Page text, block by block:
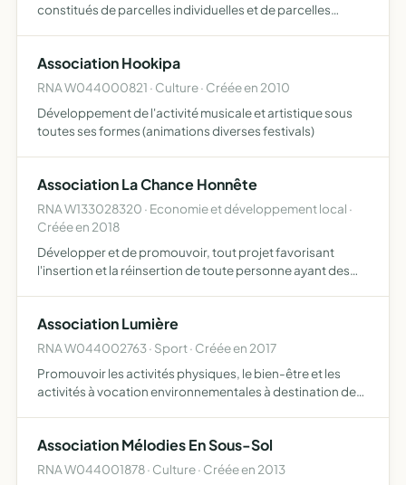
constitués de parcelles individuelles et de parcelles
Association Hookipa
RNA W044000821 · Culture · Créée en 2010
Développement de l'activité musicale et artistique sous
toutes ses formes (animations diverses festivals)
Association La Chance Honnête
RNA W133028320 · Economie et développement local ·
Créée en 2018
Développer et de promouvoir, tout projet favorisant
l'insertion et la réinsertion de toute personne ayant des
Association Lumière
RNA W044002763 · Sport · Créée en 2017
Promouvoir les activités physiques, le bien-être et les
activités à vocation environnementales à destination de
Association Mélodies En Sous-Sol
RNA W044001878 · Culture · Créée en 2013